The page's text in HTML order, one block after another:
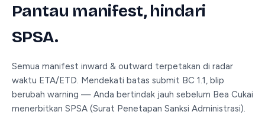
Pantau manifest, hindari
SPSA.
Semua manifest inward & outward terpetakan di radar
waktu ETA/ETD. Mendekati batas submit BC 1.1, blip
berubah warning — Anda bertindak jauh sebelum Bea Cukai
menerbitkan SPSA (Surat Penetapan Sanksi Administrasi).